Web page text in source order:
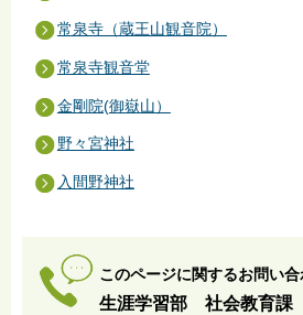
常泉寺（蔵王山観音院）
常泉寺観音堂
金剛院(御嶽山）
野々宮神社
入間野神社
このページに関するお問い
生涯学習部 社会教育課